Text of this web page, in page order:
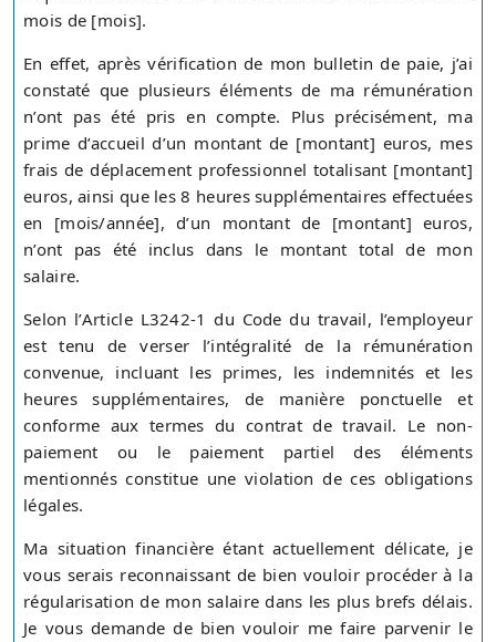
mois de [mois].
En effet, après vérification de mon bulletin de paie, j’ai
constaté que plusieurs éléments de ma rémunération
n’ont pas été pris en compte. Plus précisément, ma
prime d’accueil d’un montant de [montant] euros, mes
frais de déplacement professionnel totalisant [montant]
euros, ainsi que les 8 heures supplémentaires effectuées
en [mois/année], d’un montant de [montant] euros,
n’ont pas été inclus dans le montant total de mon
salaire.
Selon l’Article L3242-1 du Code du travail, l’employeur
est tenu de verser l’intégralité de la rémunération
convenue, incluant les primes, les indemnités et les
heures supplémentaires, de manière ponctuelle et
conforme aux termes du contrat de travail. Le non-
paiement ou le paiement partiel des éléments
mentionnés constitue une violation de ces obligations
légales.
Ma situation financière étant actuellement délicate, je
vous serais reconnaissant de bien vouloir procéder à la
régularisation de mon salaire dans les plus brefs délais.
Je vous demande de bien vouloir me faire parvenir le